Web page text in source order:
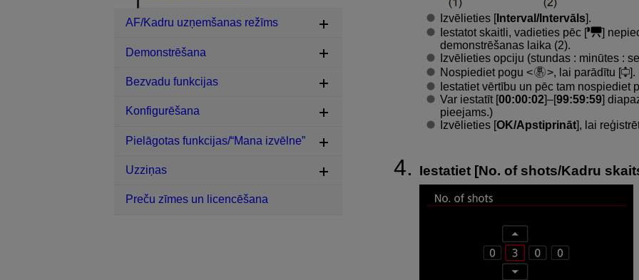
Izvēlieties [Interval/Intervāls].
Iestatot skaitli, vadieties pēc [
]
demonstrēšanas laika (2).
Izvēlieties opciju (stundas : minūtes :
Nospiediet pogu
, lai parādītu [
].
Iestatiet vērtību un pēc tam nospiediet
Var iestatīt [00:00:02]–[99:59:59]
pieejams.)
Izvēlieties [OK/Apstiprināt], lai
Iestatiet [No. of shots/Kadru
AF/Kadru uzņemšanas režīms
Demonstrēšana
Bezvadu funkcijas
Konfigurēšana
Pielāgotas funkcijas/“Mana izvēlne”
Uzziņas
Preču zīmes un licencēšana